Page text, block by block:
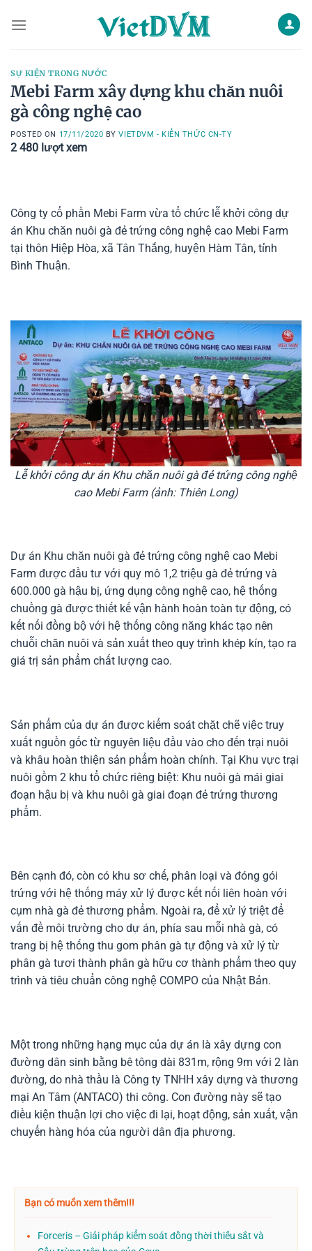
SỰ KIỆN TRONG NƯỚC
Mebi Farm xây dựng khu chăn nuôi
gà công nghệ cao
POSTED ON 17/11/2020 BYVIETDVM - KIẾN THỨC CN-TY
2 480 lượt xem
Công ty cổ phần Mebi Farm vừa tổ chức lễ khởi công dự
án Khu chăn nuôi gà đẻ trứng công nghệ cao Mebi Farm
tại thôn Hiệp Hòa, xã Tân Thắng, huyện Hàm Tân, tỉnh
Bình Thuận.
Lễ khởi công dự án Khu chăn nuôi gà đẻ trứng công nghệ
cao Mebi Farm (ảnh: Thiên Long)
Dự án Khu chăn nuôi gà đẻ trứng công nghệ cao Mebi
Farm được đầu tư với quy mô 1,2 triệu gà đẻ trứng và
600.000 gà hậu bị, ứng dụng công nghệ cao, hệ thống
chuồng gà được thiết kế vận hành hoàn toàn tự động, có
kết nối đồng bộ với hệ thống công năng khác tạo nên
chuỗi chăn nuôi và sản xuất theo quy trình khép kín, tạo ra
giá trị sản phẩm chất lượng cao.
Sản phẩm của dự án được kiểm soát chặt chẽ việc truy
xuất nguồn gốc từ nguyên liệu đầu vào cho đến trại nuôi
và khâu hoàn thiện sản phẩm hoàn chỉnh. Tại Khu vực trại
nuôi gồm 2 khu tổ chức riêng biệt: Khu nuôi gà mái giai
đoạn hậu bị và khu nuôi gà giai đoạn đẻ trứng thương
phẩm.
Bên cạnh đó, còn có khu sơ chế, phân loại và đóng gói
trứng với hệ thống máy xử lý được kết nối liên hoàn với
cụm nhà gà đẻ thương phẩm. Ngoài ra, để xử lý triệt để
vấn đề môi trường cho dự án, phía sau mỗi nhà gà, có
trang bị hệ thống thu gom phân gà tự động và xử lý từ
phân gà tươi thành phân gà hữu cơ thành phẩm theo quy
trình và tiêu chuẩn công nghệ COMPO của Nhật Bản.
Một trong những hạng mục của dự án là xây dựng con
đường dân sinh bằng bê tông dài 831m, rộng 9m với 2 làn
đường, do nhà thầu là Công ty TNHH xây dựng và thương
mại An Tâm (ANTACO) thi công. Con đường này sẽ tạo
điều kiện thuận lợi cho việc đi lại, hoạt động, sản xuất, vận
chuyển hàng hóa của người dân địa phương.
Bạn có muốn xem thêm!!!
Forceris – Giải pháp kiểm soát đồng thời thiếu sắt và